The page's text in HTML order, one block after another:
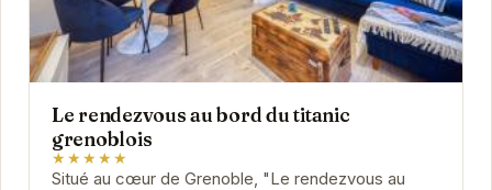
Le rendezvous au bord du titanic
grenoblois
★★★★★
Situé au cœur de Grenoble, "Le rendezvous au